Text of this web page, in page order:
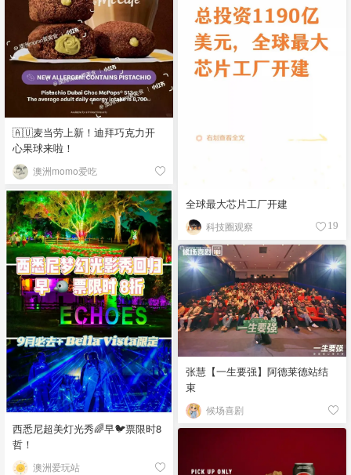
🇦🇺麦当劳上新！迪拜巧克力开
心果球来啦！
澳洲momo爱吃
全球最大芯片工厂开建
科技圈观察 19
西悉尼超美灯光秀🌈早🐦票限时8
哲！
澳洲爱玩站
张慧【一生要强】阿德莱德站结
束
候场喜剧